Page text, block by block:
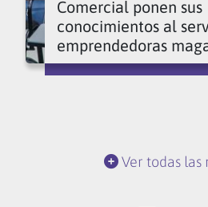
Comercial ponen sus
conocimientos al
emprendedoras
Ver todas las